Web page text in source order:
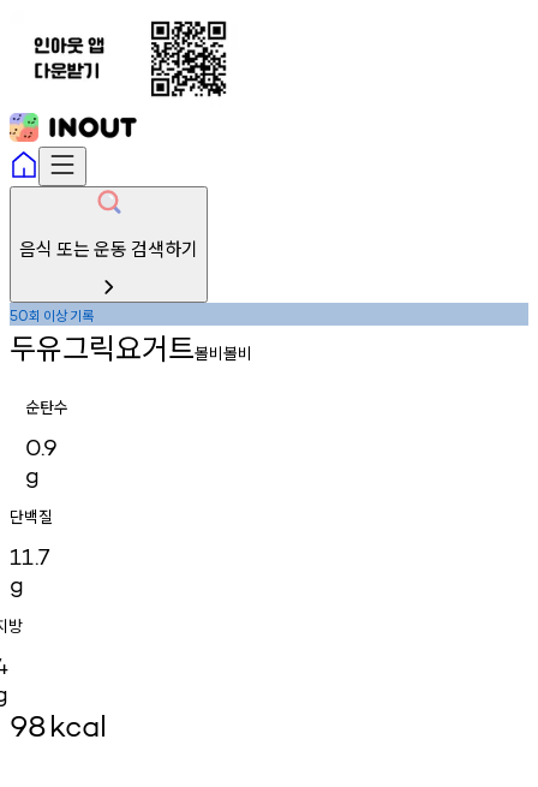
음식 또는 운동 검색하기
50회 이상기록
두유그릭요거트볼비볼비
순탄수
0.9
g
단백질
11.7
g
방
98kcal